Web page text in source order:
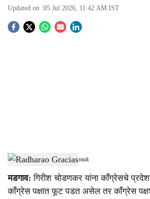
Updated on :05 Jul 2026, 11:42 AM IST
S
a
Goa Congress-Dainik Gomantak
मडगाव: गिरीश चोडणकर यांना काँग्रेसचे
काँग्रेस पक्षात फूट पडत असेल तर काँग्रेस